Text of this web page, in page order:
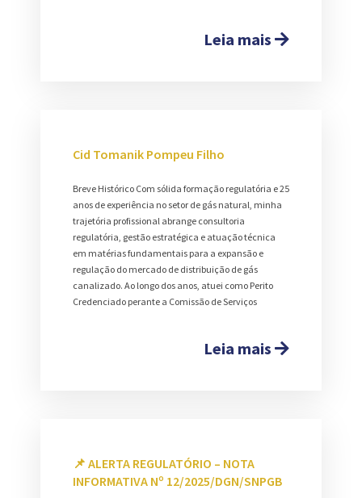
Leia mais
Cid Tomanik Pompeu Filho
Breve Histórico Com sólida formação regulatória e 25
anos de experiência no setor de gás natural, minha
trajetória profissional abrange consultoria
regulatória, gestão estratégica e atuação técnica
em matérias fundamentais para a expansão e
regulação do mercado de distribuição de gás
canalizado. Ao longo dos anos, atuei como Perito
Credenciado perante a Comissão de Serviços
Leia mais
📌 ALERTA REGULATÓRIO – NOTA
INFORMATIVA Nº 12/2025/DGN/SNPGB